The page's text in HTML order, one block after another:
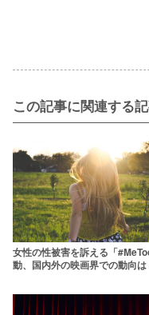
この記事に関連する
女性の性被害を訴える「
動、国内外の映画界での動向は